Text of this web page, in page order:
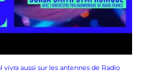
vivra aussi sur les antennes de Radio